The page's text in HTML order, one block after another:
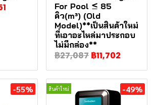
For Pool ≤ 85
คิว(m³) (Old
Model)**เป็นสินค้าใหม่
ที่เอาอะไหล่มาประกอบ
ไม่มีกล่อง**
฿27,087 ฿11,702
-55% สินค้าใหม่ -49%